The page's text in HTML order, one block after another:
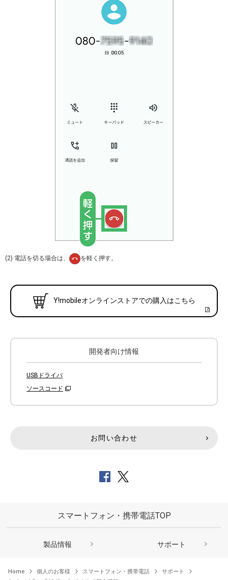
(2) 電話を切る場合は、 を軽く押す。
Y!mobileオンラインストアでの購入はこちら
開発者向け情報
USBドライバ
ソースコード
お問い合わせ
スマートフォン・携帯電話TOP
製品情報 サポート
Home 個人のお客様 スマートフォン・携帯電話
サポート